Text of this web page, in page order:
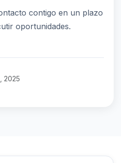
contigo en un plazo
oportunidades.
2025